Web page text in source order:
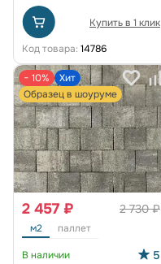
Купить в 1 клик
Код товара: 14786
− 10%
Хит
Образец в шоуруме
2 730 ₽
2 457 ₽
м2 паллет
В наличии 5